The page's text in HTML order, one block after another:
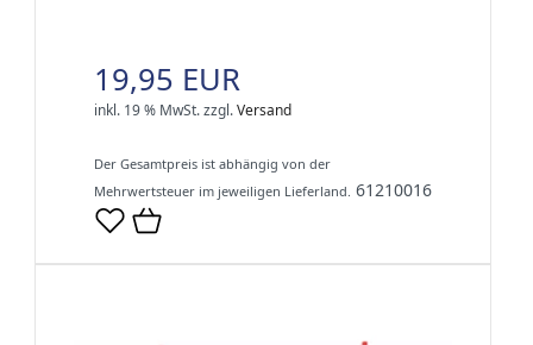
19,95 EUR
inkl. 19 % MwSt.zzgl.Versand
Der Gesamtpreis ist abhängig von der
Mehrwertsteuer im jeweiligen Lieferland. 61210016